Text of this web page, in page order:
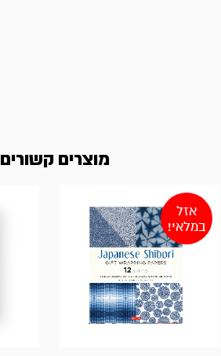
מוצרים קשורים
אזל
במלאי!